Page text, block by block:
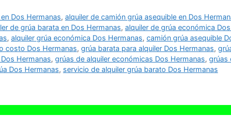
Dos Hermanas,alquiler de camión grúa asequible en Dos
de grúa barata en Dos Hermanas, alquiler de grúa económica
, alquiler grúa económica Dos Hermanas, camión grúa asequible
costo Dos Hermanas, grúa barata para alquiler Dos Hermanas,
Hermanas, grúas de alquiler económicas Dos Hermanas, grúas
Dos Hermanas, servicio de alquiler grúa barato Dos Hermanas